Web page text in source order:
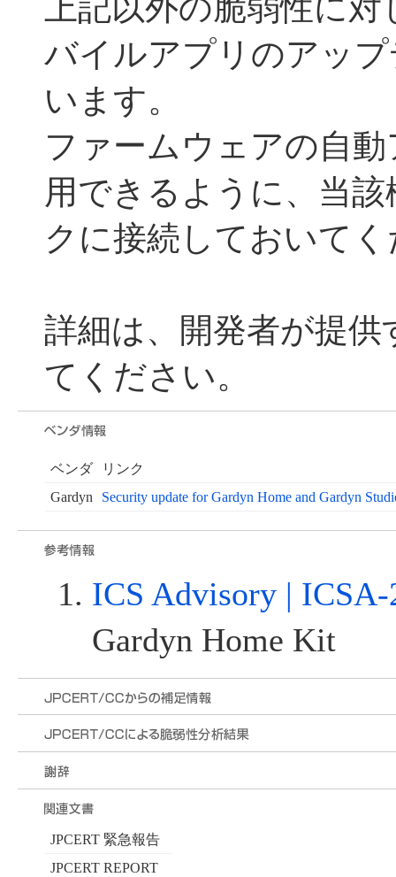
上記以外の脆弱性に対
バイルアプリのアッ
います。
ファームウェアの自
用できるように、当
クに接続しておいて
詳細は、開発者が提供
てください。
ベンダ
リンク
Gardyn
Security update for Gardyn Home and Gardyn
ICS Advisory | ICSA-
Gardyn Home Kit
JPCERT 緊急報告
JPCERT REPORT